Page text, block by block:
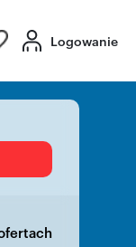
Logowanie